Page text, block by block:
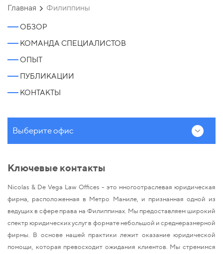
Главная Филиппины
ОБЗОР
КОМАНДА СПЕЦИАЛИСТОВ
ОПЫТ
ПУБЛИКАЦИИ
КОНТАКТЫ
Выберите офис
Ключевые контакты
Nicolas & De Vega Law Offices - это многоотраслевая юридическая
фирма, расположенная в Метро Маниле, и признанная одной из
ведущих в сфере права на Филиппинах. Мы предоставляем широкий
спектр юридических услуг в формате небольшой и среднеразмерной
фирмы. В основе нашей практики лежит оказание юридической
помощи, которая превосходит ожидания клиентов. Мы стремимся